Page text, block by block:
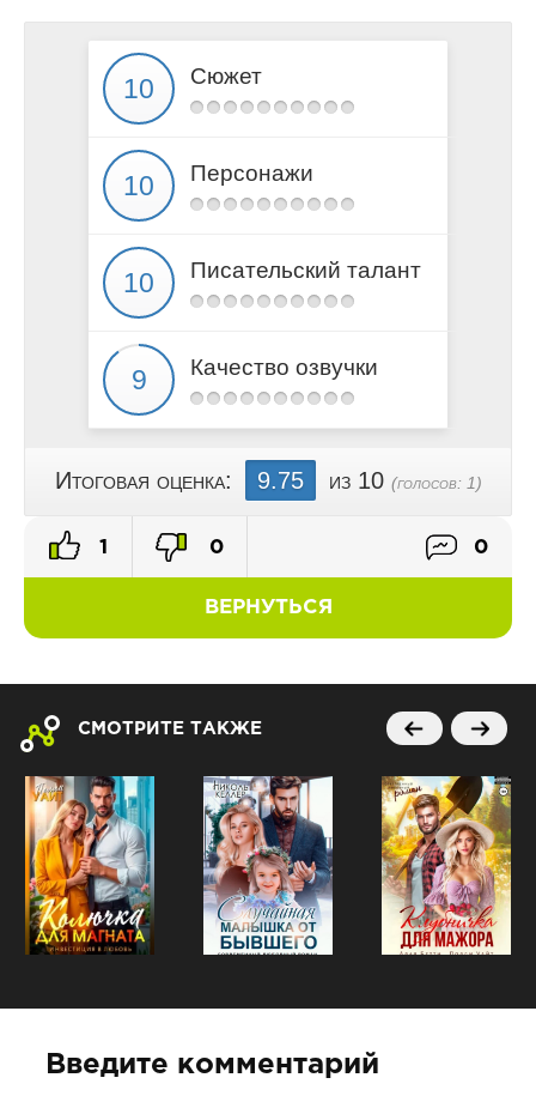
Глава 18
Глава 19
Глава 21
Глава 22
Глава 24
Глава 25
Глава 27
Глава 28
Сюжет
Персонажи
Писательский талант
Качество озвучки
Итоговая оценка: 9.75 из 10 (голосов: 1)
ВЕРНУТЬСЯ
1 0 0
СМОТРИТЕ ТАКЖЕ
Введите комментарий